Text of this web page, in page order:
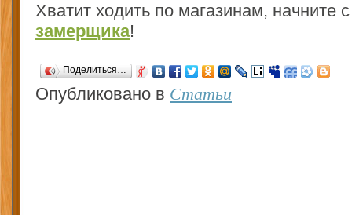
Хватит ходить по магазинам, начните
замерщика!
Поделиться…
Опубликовано в Статьи